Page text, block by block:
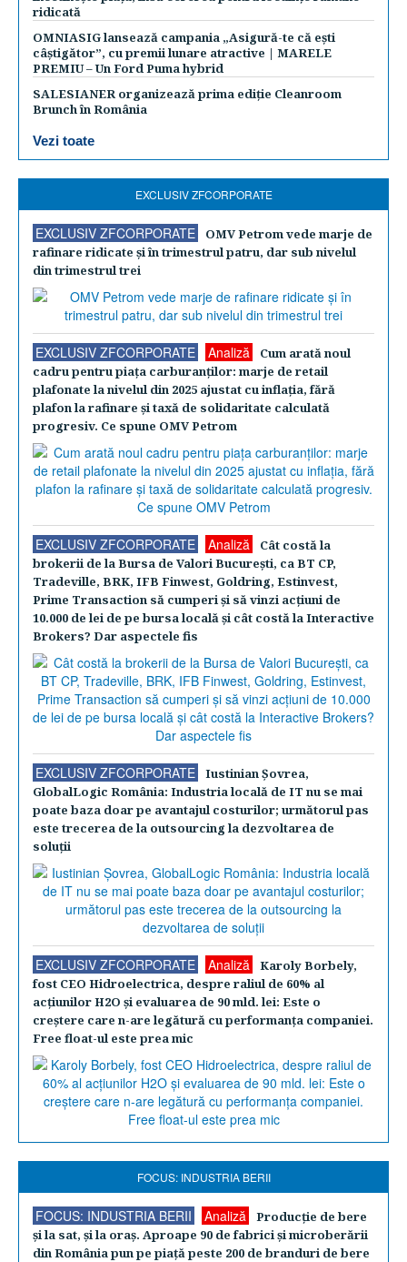
ridicată
OMNIASIG lansează campania „Asigură-te că ești
câștigător”, cu premii lunare atractive | MARELE
PREMIU – Un Ford Puma hybrid
SALESIANER organizează prima ediție Cleanroom
Brunch în România
Vezi toate
EXCLUSIV ZFCORPORATE
EXCLUSIV ZFCORPORATE
OMV Petrom vede marje de
rafinare ridicate şi în trimestrul patru, dar sub nivelul
din trimestrul trei
EXCLUSIV ZFCORPORATE Analiză
Cum arată noul
cadru pentru piaţa carburanţilor: marje de retail
plafonate la nivelul din 2025 ajustat cu inflaţia, fără
plafon la rafinare şi taxă de solidaritate calculată
progresiv. Ce spune OMV Petrom
EXCLUSIV ZFCORPORATE Analiză
Cât costă la
brokerii de la Bursa de Valori Bucureşti, ca BT CP,
Tradeville, BRK, IFB Finwest, Goldring, Estinvest,
Prime Transaction să cumperi şi să vinzi acţiuni de
10.000 de lei de pe bursa locală şi cât costă la Interactive
Brokers? Dar aspectele fis
EXCLUSIV ZFCORPORATE
Iustinian Şovrea,
GlobalLogic România: Industria locală de IT nu se mai
poate baza doar pe avantajul costurilor; următorul pas
este trecerea de la outsourcing la dezvoltarea de
soluţii
EXCLUSIV ZFCORPORATE Analiză
Karoly Borbely,
fost CEO Hidroelectrica, despre raliul de 60% al
acţiunilor H2O şi evaluarea de 90 mld. lei: Este o
creştere care n-are legătură cu performanţa companiei.
Free float-ul este prea mic
FOCUS: INDUSTRIA BERII
FOCUS: INDUSTRIA BERII Analiză
Producţie de bere
şi la sat, şi la oraş. Aproape 90 de fabrici şi microberării
din România pun pe piaţă peste 200 de branduri de bere